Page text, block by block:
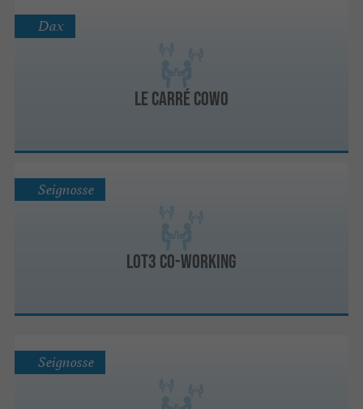
Le Carré Cowo
Dax
LOT3 Co-Working
Seignosse
Seignosse